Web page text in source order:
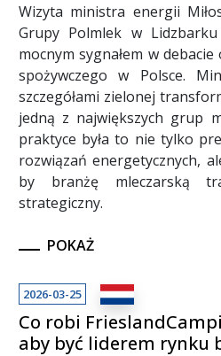
Wizyta ministra energii
Grupy Polmlek w
mocnym sygnałem w debacie
spożywczego w Polsce.
szczegółami zielonej
jedną z największych grup
praktyce była to nie tylko
rozwiązań energetycznych,
by branżę mleczarską
strategiczny.
POKAŻ
2026-03-25
Co robi
aby być liderem rynku